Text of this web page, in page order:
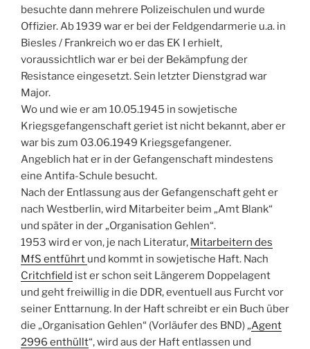
besuchte dann mehrere Polizeischulen und wurde
Offizier. Ab 1939 war er bei der Feldgendarmerie u.a. in
Biesles / Frankreich wo er das EK I erhielt,
voraussichtlich war er bei der Bekämpfung der
Resistance eingesetzt. Sein letzter Dienstgrad war
Major.
Wo und wie er am 10.05.1945 in sowjetische
Kriegsgefangenschaft geriet ist nicht bekannt, aber er
war bis zum 03.06.1949 Kriegsgefangener.
Angeblich hat er in der Gefangenschaft mindestens
eine Antifa-Schule besucht.
Nach der Entlassung aus der Gefangenschaft geht er
nach Westberlin, wird Mitarbeiter beim „Amt Blank“
und später in der „Organisation Gehlen“.
1953 wird er von, je nach Literatur, Mitarbeitern des
MfS entführt und kommt in sowjetische Haft. Nach
Critchfield ist er schon seit Längerem Doppelagent
und geht freiwillig in die DDR, eventuell aus Furcht vor
seiner Enttarnung. In der Haft schreibt er ein Buch über
die „Organisation Gehlen“ (Vorläufer des BND) „Agent
2996 enthüllt“, wird aus der Haft entlassen und